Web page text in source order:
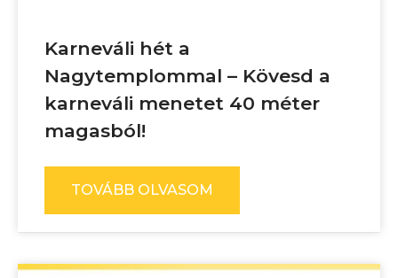
Karneváli hét a
Nagytemplommal – Kövesd a
karneváli menetet 40 méter
magasból!
TOVÁBB OLVASOM